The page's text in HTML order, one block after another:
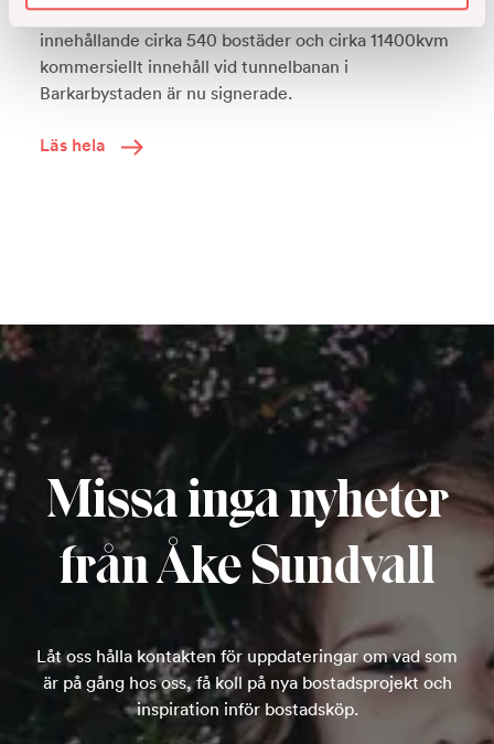
Exploateringsavtal klara för två nya kvarter
innehållande cirka 540 bostäder och cirka 11400kvm
kommersiellt innehåll vid tunnelbanan i
Barkarbystaden är nu signerade.
Läs hela
Missa inga nyheter
från Åke Sundvall
Låt oss hålla kontakten för uppdateringar om vad som
är på gång hos oss, få koll på nya bostadsprojekt och
inspiration inför bostadsköp.